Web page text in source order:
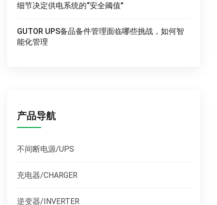
细节决定供电系统的“安全阈值”
GUTOR UPS备品备件管理面临哪些挑战，如何智
能化管理
产品导航
不间断电源/UPS
充电器/CHARGER
逆变器/INVERTER